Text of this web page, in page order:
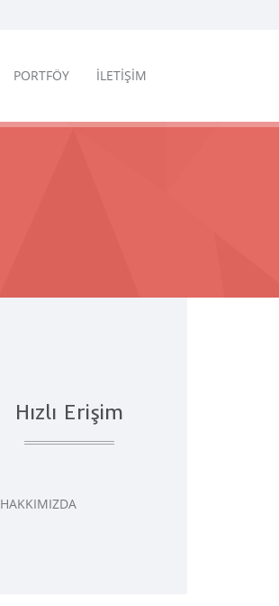
PORTFÖY İLETİŞİM
Hızlı Erişim
HAKKIMIZDA